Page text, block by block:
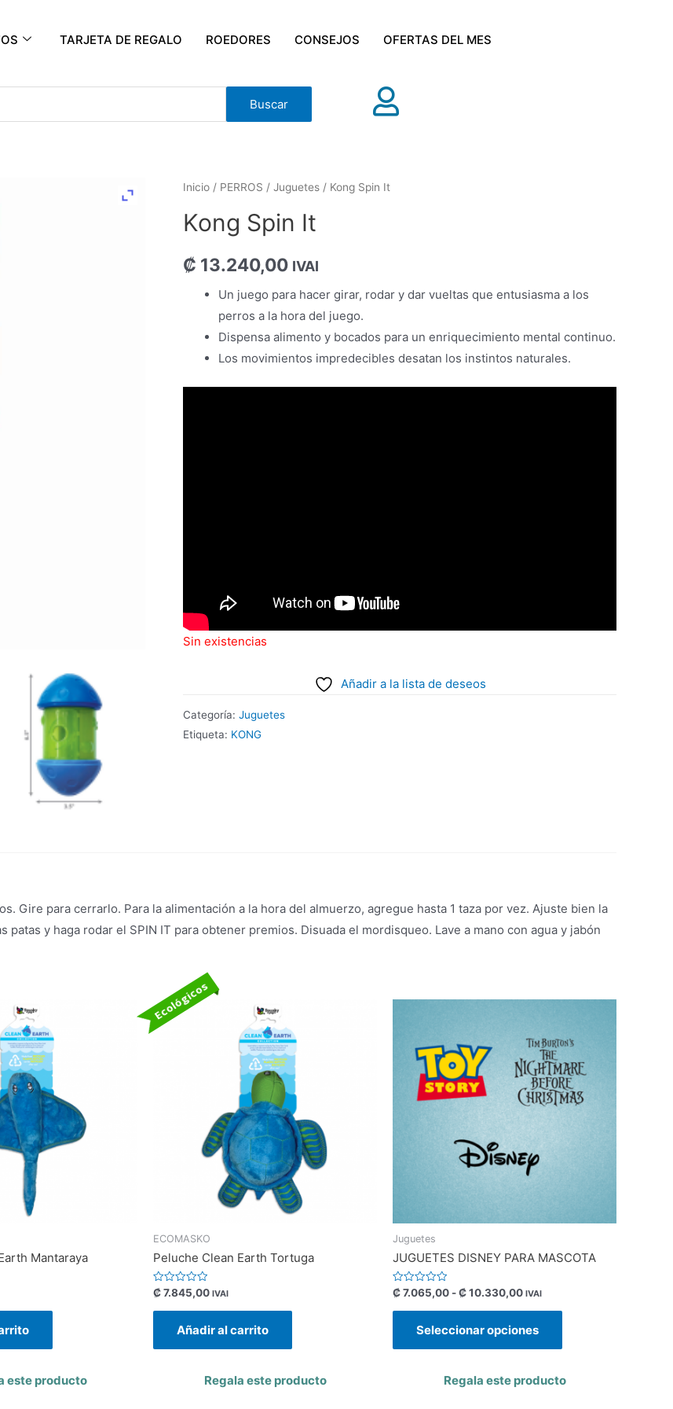
TARJETA DE REGALO ROEDORES CONSEJOS OFERTAS DEL MES
Buscar
Inicio / PERROS / Juguetes / Kong Spin It
Kong Spin It
₡ 13.240,00 IVAI
Un juego para hacer girar, rodar y dar vueltas que entusiasma a los
perros a la hora del juego.
Dispensa alimento y bocados para un enriquecimiento mental continuo.
Los movimientos impredecibles desatan los instintos naturales.
Sin existencias
Añadir a la lista de deseos
Categoría: Juguetes
Etiqueta: KONG
Gire para cerrarlo. Para la alimentación a la hora del almuerzo, agregue hasta 1 taza por vez. Ajuste bien la
y haga rodar el SPIN IT para obtener premios. Disuada el mordisqueo. Lave a mano con agua y jabón
Mantaraya
este producto
Ecológicos
ECOMASKO
Peluche Clean Earth Tortuga
Valorado
con
0
₡7.845,00 IVAI
Añadir al carrito
Regala este producto
Juguetes
JUGUETES DISNEY PARA MASCOTA
Valorado
con
0
₡7.065,00 -₡10.330,00 IVAI
Seleccionar opciones
Regala este producto